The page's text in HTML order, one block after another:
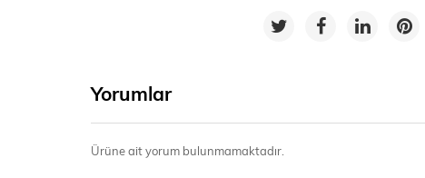
Yorumlar
Ürüne ait yorum bulunmamaktadır.